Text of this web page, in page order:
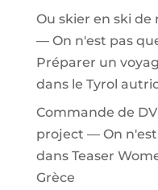
Ou skier en ski
— On n'est pas
Préparer un
dans le Tyrol
Commande de
project — On
dans Teaser
Grèce